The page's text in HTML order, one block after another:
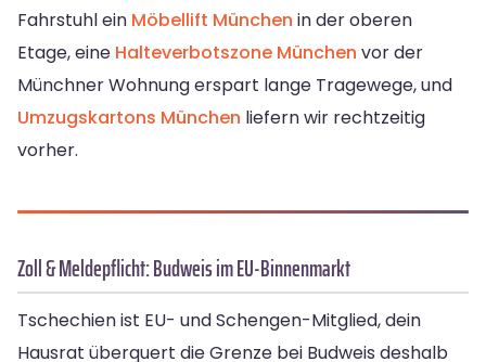
Fahrstuhl ein Möbellift München in der oberen
Etage, eine Halteverbotszone München vor der
Münchner Wohnung erspart lange Tragewege, und
Umzugskartons München liefern wir rechtzeitig
vorher.
Zoll & Meldepflicht: Budweis im EU-Binnenmarkt
Tschechien ist EU- und Schengen-Mitglied, dein
Hausrat überquert die Grenze bei Budweis deshalb